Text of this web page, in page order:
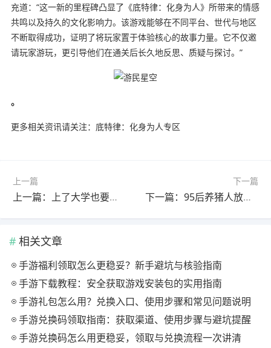
充道：“这一新的里程碑凸显了《底特律：化身为人》所带来的情感
共鸣以及持久的文化影响力。该游戏能够在不同平台、世代与地区
不断取得成功，证明了将玩家置于体验核心的故事力量。它不仅邀
请玩家游玩，更引导他们在通关后长久地反思、质疑与探讨。”
。
更多相关资讯请关注：底特律：化身为人专区
上一篇
上一篇：上了大学也要被找家长？一高校将向家长通报成绩
下一篇
下一篇：95后养猪人放DJ音乐给猪听 回应称猪听了变活泼
相关文章
手游福利领取怎么更稳妥？新手避坑与核验指南
手游下载教程：安全获取游戏安装包的实用指南
手游礼包怎么用？兑换入口、使用步骤和常见问题说明
手游兑换码领取指南：获取渠道、使用步骤与避坑提醒
手游兑换码怎么用更稳妥，领取与兑换流程一次讲清